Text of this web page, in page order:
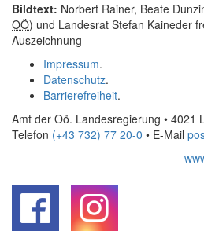
Bildtext: Norbert Rainer, Beate
OÖ) und Landesrat Stefan Kaineder
Auszeichnung
Impressum.
Datenschutz.
Barrierefreiheit.
Amt der Oö. Landesregierung • 4021
Telefon (+43 732) 77 20-0 • E-Mail